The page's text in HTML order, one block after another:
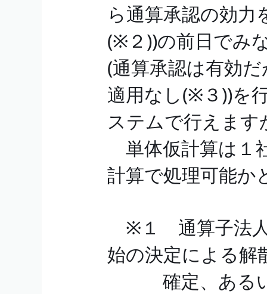
ら通算承認の効力
(※２))の前日でみ
(通算承認は有効
適用なし(※３))を
ステムで行えます
単体仮計算は１
計算で処理可能か
※１ 通算子法人
始の決定による解
確定、あるい